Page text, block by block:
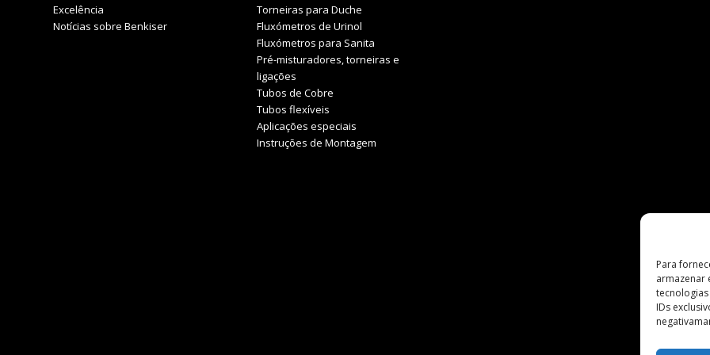
Para
armazenar
IDs
Excelência
Notícias sobre Benkiser
Torneiras para Duche
Fluxómetros de Urinol
Fluxómetros para Sanita
Pré-misturadores, torneiras e
ligações
Tubos de Cobre
Tubos flexíveis
Aplicações especiais
Instruções de Montagem